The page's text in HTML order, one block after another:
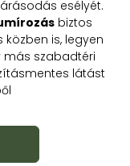
esélyét.
biztos
is, legyen
más szabadtéri
látást